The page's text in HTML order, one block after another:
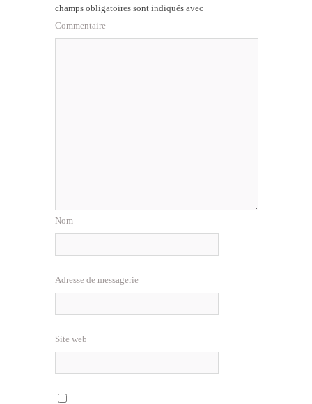
champs obligatoires sont indiqués avec
Commentaire
Nom
Adresse de messagerie
Site web